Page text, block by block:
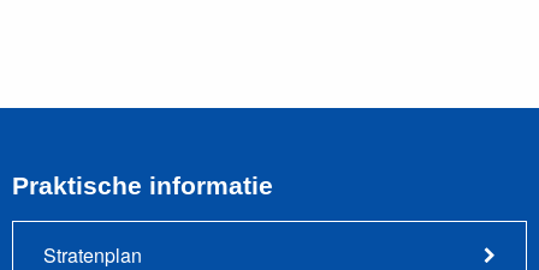
Praktische informatie
Stratenplan